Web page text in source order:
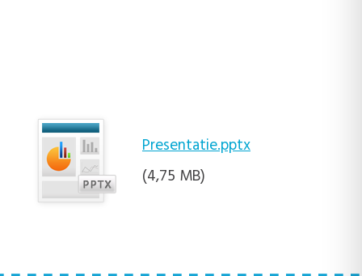
Presentatie.pptx
(4,75 MB)